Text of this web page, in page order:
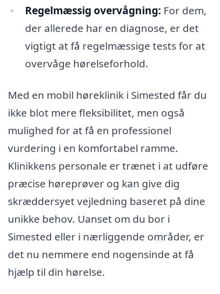
Regelmæssig overvågning: For dem,
der allerede har en diagnose, er det
vigtigt at få regelmæssige tests for at
overvåge hørelseforhold.
Med en mobil høreklinik i Simested får du
ikke blot mere fleksibilitet, men også
mulighed for at få en professionel
vurdering i en komfortabel ramme.
Klinikkens personale er trænet i at udføre
præcise høreprøver og kan give dig
skræddersyet vejledning baseret på dine
unikke behov. Uanset om du bor i
Simested eller i nærliggende områder, er
det nu nemmere end nogensinde at få
hjælp til din hørelse.